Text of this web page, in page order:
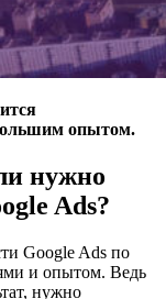
опытом.
нужно
Ads?
Google Ads по
и опытом. Ведь
нужно